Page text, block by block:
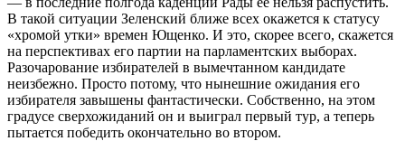
В такой ситуации Зеленский ближе всех окажется к статусу
«хромой утки» времен Ющенко. И это, скорее всего, скажется
на перспективах его партии на парламентских выборах.
Разочарование избирателей в вымечтанном кандидате
неизбежно. Просто потому, что нынешние ожидания его
избирателя завышены фантастически. Собственно, на этом
градусе сверхожиданий он и выиграл первый тур, а теперь
пытается победить окончательно во втором.